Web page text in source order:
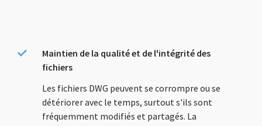
Maintien de la qualité et de l'intégrité des
fichiers
Les fichiers DWG peuvent se corrompre ou se
détériorer avec le temps, surtout s'ils sont
fréquemment modifiés et partagés. La